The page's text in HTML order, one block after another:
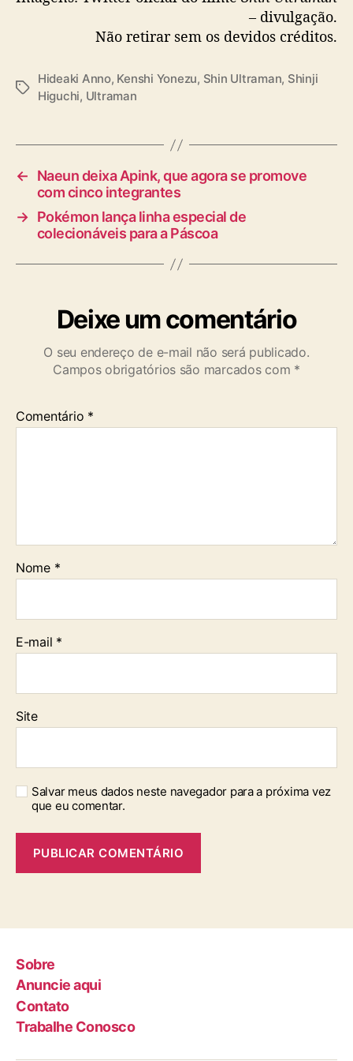
– divulgação.
Não retirar sem os devidos créditos.
T
Hideaki Anno, Kenshi Yonezu, Shin Ultraman, Shinji
Higuchi, Ultraman
←
Naeun deixa Apink, que agora se promove
com cinco integrantes
→ Pokémon lança linha especial de
colecionáveis para a Páscoa
Deixe um comentário
O seu endereço de e-mail não será publicado.
Campos obrigatórios são marcados com *
Comentário *
Nome *
E-mail *
Site
Salvar meus dados neste navegador para a próxima vez
que eu comentar.
Sobre
Anuncie aqui
Contato
Trabalhe Conosco